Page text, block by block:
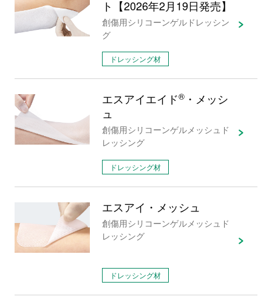
ト【2026年2月19日発売】
創傷用シリコーンゲルドレッシン
グ
ドレッシング材
エスアイエイド®・メッシ
ュ
創傷用シリコーンゲルメッシュド
レッシング
ドレッシング材
エスアイ・メッシュ
創傷用シリコーンゲルメッシュド
レッシング
ドレッシング材